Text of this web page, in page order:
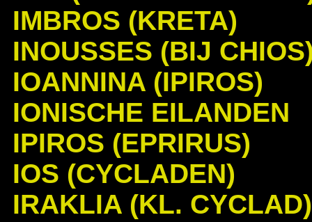
IMBROS (KRETA)
INOUSSES (BIJ
IOANNINA (IPIROS)
IONISCHE EILANDEN
IPIROS (EPRIRUS)
IOS (CYCLADEN)
IRAKLIA (KL. CYCLAD)